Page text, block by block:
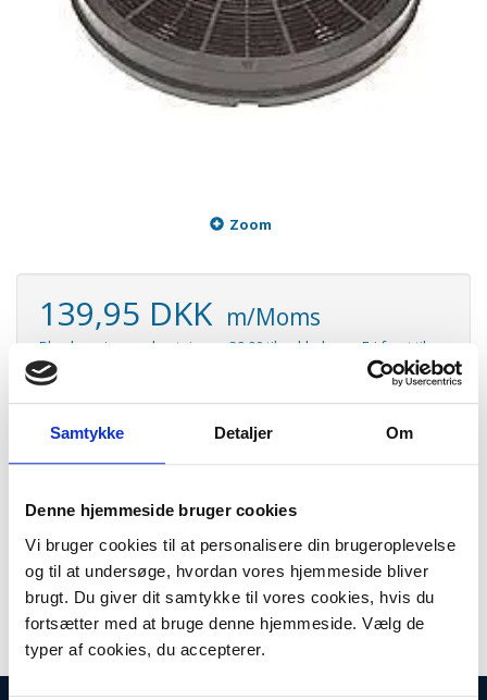
Samtykke Detaljer Om
Denne hjemmeside bruger cookies
Vi bruger cookies til at personalisere din brugeroplevelse
og til at undersøge, hvordan vores hjemmeside bliver
brugt. Du giver dit samtykke til vores cookies, hvis du
fortsætter med at bruge denne hjemmeside. Vælg de
typer af cookies, du accepterer.
Zoom
139,95 DKK m/Moms
Plus leveringsomkostninger. 39,00 til pakkehops. Fri fragt til
pakkeshop ved køb over 599,-
Model/varenr.: 104023
Lager: På lager
Rundt kulfilter til Zanussi
Passer til:
Zanussi ZHV759